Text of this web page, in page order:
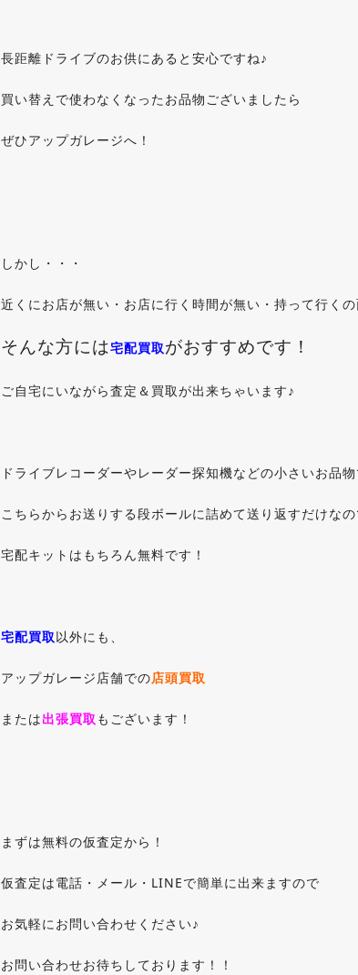
長距離ドライブのお供にあると安心ですね♪
買い替えで使わなくなったお品物ございましたら
ぜひアップガレージへ！
しかし・・・
近くにお店が無い・お店に行く時間が無い・持って行く
そんな方には宅配買取がおすすめです！
ご自宅にいながら査定＆買取が出来ちゃいます♪
ドライブレコーダーやレーダー探知機などの小さいお品物
こちらからお送りする段ボールに詰めて送り返すだけな
宅配キットはもちろん無料です！
宅配買取以外にも、
アップガレージ店舗での店頭買取
または出張買取 もございます！
まずは無料の仮査定から！
仮査定は電話・メール・LINEで簡単に出来ますので
お気軽にお問い合わせください♪
お問い合わせお待ちしております！！